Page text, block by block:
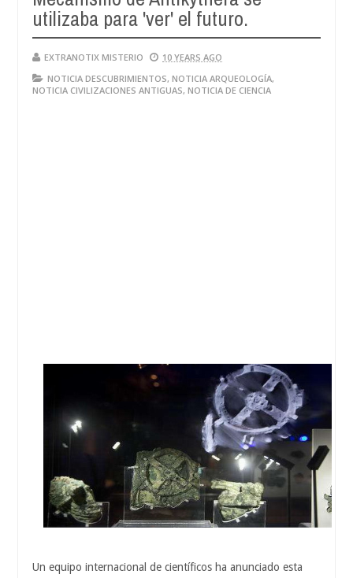
utilizaba para 'ver' el futuro.
EXTRANOTIX MISTERIO
10 YEARS AGO
NOTICIA DESCUBRIMIENTOS, NOTICIA ARQUEOLOGÍA,
NOTICIA CIVILIZACIONES ANTIGUAS, NOTICIA DE CIENCIA
Un equipo internacional de científicos ha anunciado esta